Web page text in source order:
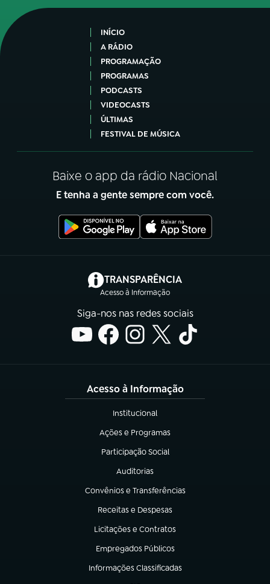
INÍCIO
A RÁDIO
PROGRAMAÇÃO
PROGRAMAS
PODCASTS
VIDEOCASTS
ÚLTIMAS
FESTIVAL DE MÚSICA
Baixe o app da rádio Nacional
E tenha a gente sempre com você.
TRANSPARÊNCIA
Acesso à Informação
(abre em nova aba)
Siga-nos nas redes sociais
Acesso à Informação
Institucional
(abre em nova aba)
Ações e Programas
(abre em nova aba)
Participação Social
(abre em nova aba)
Auditorias
(abre em nova aba)
Convênios e Transferências
(abre em nova aba)
Receitas e Despesas
(abre em nova aba)
Licitações e Contratos
(abre em nova aba)
Empregados Públicos
(abre em nova aba)
Informações Classificadas
(abre em nova aba)